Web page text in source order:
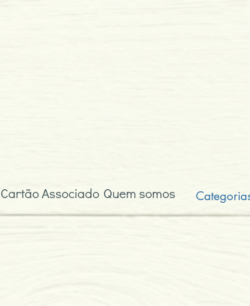
Cartão Associado Quem somos